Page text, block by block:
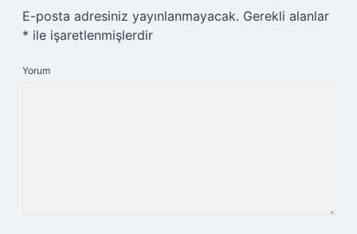
E-posta adresiniz yayınlanmayacak. Gerekli alanlar
* ile işaretlenmişlerdir
Yorum